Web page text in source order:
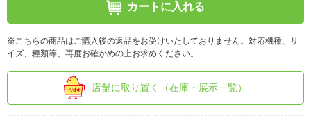
カートに入れる
※こちらの商品はご購入後の返品をお受けいたしておりません。対応機種、サ
イズ、種類等、再度お確かめの上お求めください。
店舗に取り置く（在庫・展示一覧）